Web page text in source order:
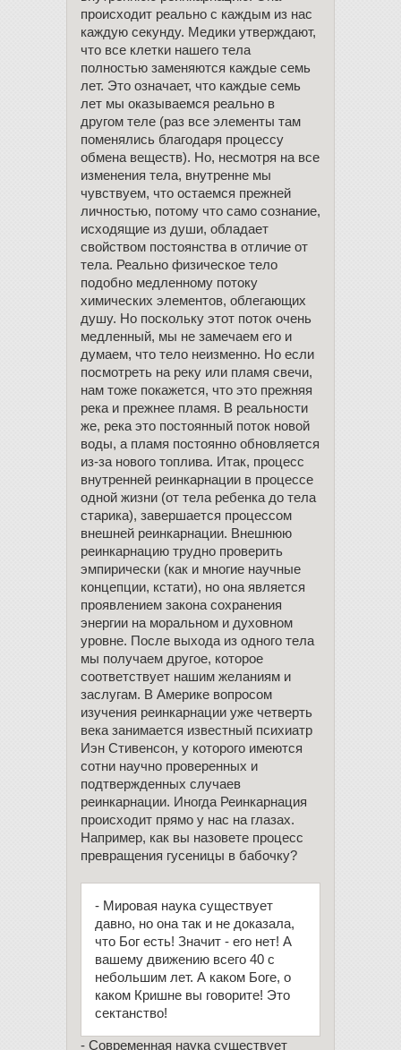
происходит реально с каждым из нас
каждую секунду. Медики утверждают,
что все клетки нашего тела
полностью заменяются каждые семь
лет. Это означает, что каждые семь
лет мы оказываемся реально в
другом теле (раз все элементы там
поменялись благодаря процессу
обмена веществ). Но, несмотря на все
изменения тела, внутренне мы
чувствуем, что остаемся прежней
личностью, потому что само сознание,
исходящие из души, обладает
свойством постоянства в отличие от
тела. Реально физическое тело
подобно медленному потоку
химических элементов, облегающих
душу. Но поскольку этот поток очень
медленный, мы не замечаем его и
думаем, что тело неизменно. Но если
посмотреть на реку или пламя свечи,
нам тоже покажется, что это прежняя
река и прежнее пламя. В реальности
же, река это постоянный поток новой
воды, а пламя постоянно обновляется
из-за нового топлива. Итак, процесс
внутренней реинкарнации в процессе
одной жизни (от тела ребенка до тела
старика), завершается процессом
внешней реинкарнации. Внешнюю
реинкарнацию трудно проверить
эмпирически (как и многие научные
концепции, кстати), но она является
проявлением закона сохранения
энергии на моральном и духовном
уровне. После выхода из одного тела
мы получаем другое, которое
соответствует нашим желаниям и
заслугам. В Америке вопросом
изучения реинкарнации уже четверть
века занимается известный психиатр
Иэн Стивенсон, у которого имеются
сотни научно проверенных и
подтвержденных случаев
реинкарнации. Иногда Реинкарнация
происходит прямо у нас на глазах.
Например, как вы назовете процесс
превращения гусеницы в бабочку?
- Мировая наука существует
давно, но она так и не доказала,
что Бог есть! Значит - его нет! А
вашему движению всего 40 с
небольшим лет. А каком Боге, о
каком Кришне вы говорите! Это
сектанство!
- Современная наука существует